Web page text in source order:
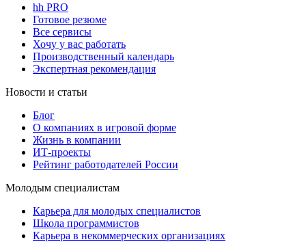
hh PRO
Готовое резюме
Все сервисы
Хочу у вас работать
Производственный календарь
Экспертная рекомендация
Новости и статьи
Блог
О компаниях в игровой форме
Жизнь в компании
ИТ-проекты
Рейтинг работодателей России
Молодым специалистам
Карьера для молодых специалистов
Школа программистов
Карьера в некоммерческих организациях